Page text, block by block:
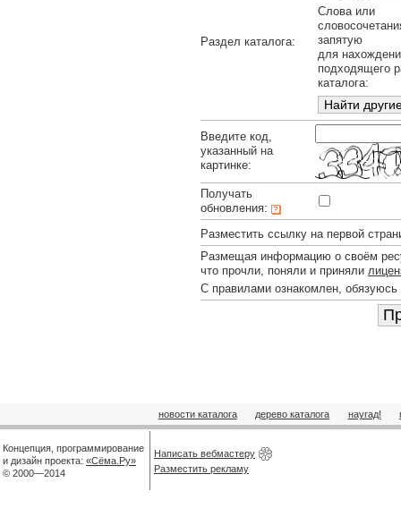
Раздел каталога:
Слова или
запятую
для
подходящего
каталога:
Введите код,
указанный на
картинке:
Получать
обновления:
Разместить ссылку на первой
Размещая информацию о своём
что прочли, поняли и приняли
С правилами ознакомлен,
новости каталога дерево каталога наугад!
Концепция, программирование
и дизайн проекта: «Сёма.Ру»
© 2000—2014
Написать вебмастеру
Разместить рекламу